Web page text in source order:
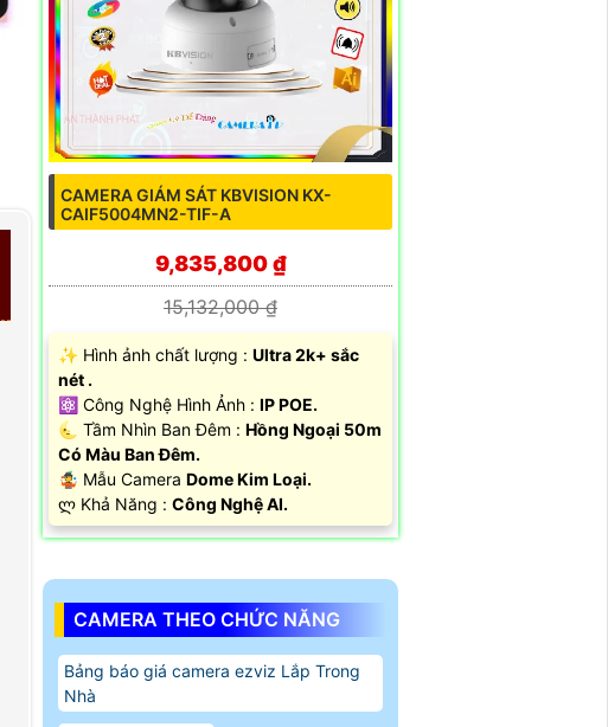
CAMERA GIÁM SÁT KBVISION KX-
CAIF5004MN2-TIF-A
9,835,800 ₫
15,132,000 ₫
✨ Hình ảnh chất lượng : Ultra 2k+ sắc
nét .
⚛️ Công Nghệ Hình Ảnh : IP POE.
🌜 Tầm Nhìn Ban Đêm : Hồng Ngoại 50m
Có Màu Ban Đêm.
🤹 Mẫu Camera Dome Kim Loại.
️ლ Khả Năng : Công Nghệ AI.
CAMERA THEO CHỨC NĂNG
Bảng báo giá camera ezviz Lắp Trong
Nhà